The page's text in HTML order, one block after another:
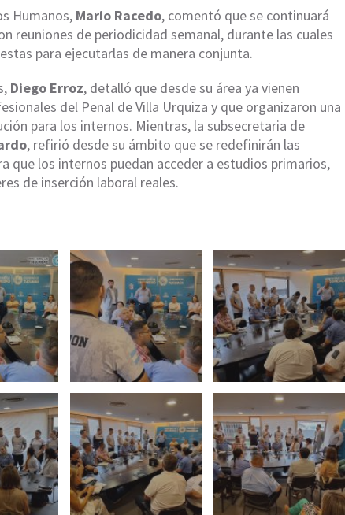
Humanos, Mario Racedo, comentó que se continuará
reuniones de periodicidad semanal, durante las cuales
para ejecutarlas de manera conjunta.
Diego Erroz, detalló que desde su área ya vienen
del Penal de Villa Urquiza y que organizaron una
para los internos. Mientras, la subsecretaria de
, refirió desde su ámbito que se redefinirán las
que los internos puedan acceder a estudios primarios,
de inserción laboral reales.